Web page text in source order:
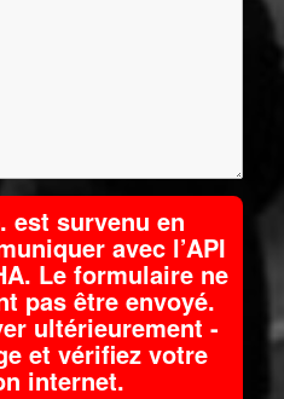
est survenu en
avec l’API
Le formulaire ne
pas être envoyé.
ultérieurement -
et vérifiez votre
internet.